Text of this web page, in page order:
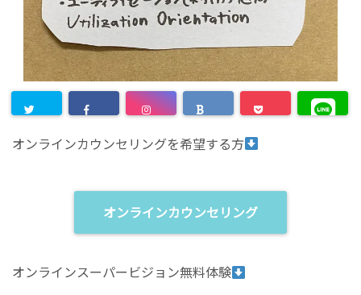
オンラインカウンセリングを希望する方
オンラインカウンセリング
オンラインスーパービジョン無料体験